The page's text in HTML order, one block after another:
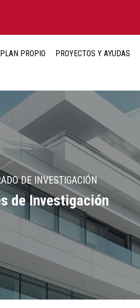
PLAN PROPIO PROYECTOS Y AYUDAS
DE INVESTIGACIÓN
de Investigación